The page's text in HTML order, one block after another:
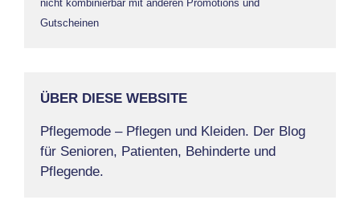
nicht kombinierbar mit anderen Promotions und
Gutscheinen
ÜBER DIESE WEBSITE
Pflegemode – Pflegen und Kleiden. Der Blog
für Senioren, Patienten, Behinderte und
Pflegende.